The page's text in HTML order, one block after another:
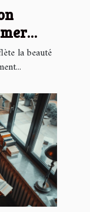
la beauté